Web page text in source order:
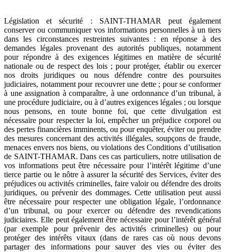
Législation et sécurité : SAINT-THAMAR peut également
conserver ou communiquer vos informations personnelles à un tiers
dans les circonstances restreintes suivantes : en réponse à des
demandes légales provenant des autorités publiques, notamment
pour répondre à des exigences légitimes en matière de sécurité
nationale ou de respect des lois ; pour protéger, établir ou exercer
nos droits juridiques ou nous défendre contre des poursuites
judiciaires, notamment pour recouvrer une dette ; pour se conformer
à une assignation à comparaître, à une ordonnance d’un tribunal, à
une procédure judiciaire, ou à d’autres exigences légales ; ou lorsque
nous pensons, en toute bonne foi, que cette divulgation est
nécessaire pour respecter la loi, empêcher un préjudice corporel ou
des pertes financières imminents, ou pour enquêter, éviter ou prendre
des mesures concernant des activités illégales, soupçons de fraude,
menaces envers nos biens, ou violations des Conditions d’utilisation
de SAINT-THAMAR. Dans ces cas particuliers, notre utilisation de
vos informations peut être nécessaire pour l’intérêt légitime d’une
tierce partie ou le nôtre à assurer la sécurité des Services, éviter des
préjudices ou activités criminelles, faire valoir ou défendre des droits
juridiques, ou prévenir des dommages. Cette utilisation peut aussi
être nécessaire pour respecter une obligation légale, l’ordonnance
d’un tribunal, ou pour exercer ou défendre des revendications
judiciaires. Elle peut également être nécessaire pour l’intérêt général
(par exemple pour prévenir des activités criminelles) ou pour
protéger des intérêts vitaux (dans de rares cas où nous devons
partager des informations pour sauver des vies ou éviter des